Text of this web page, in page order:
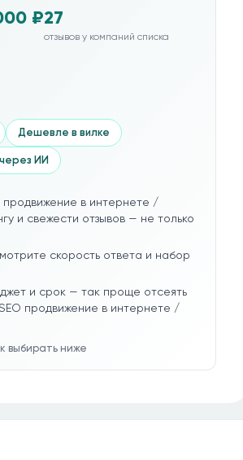
₽27
отзывов у компаний списка
Дешевле в вилке
ИИ
продвижение в интернете /
и свежести отзывов — не только
скорость ответа и набор
и срок — так проще отсеять
продвижение в интернете /
выбирать ниже